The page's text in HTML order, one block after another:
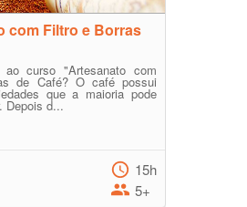
com Filtro e Borras
ao curso "Artesanato com
de Café? O café possui
que a maioria pode
Depois d...
15h
5+